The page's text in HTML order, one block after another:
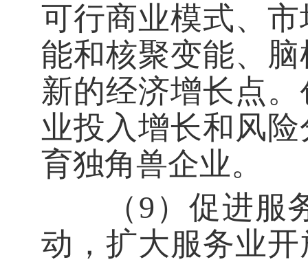
可行商业模式、
能和核聚变能、
新的经济增长点
业投入增长和风
育独角兽企业。
（9）促进服务
动，扩大服务业